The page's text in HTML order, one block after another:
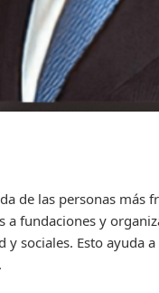
de las personas más
fundaciones y
sociales. Esto ayuda